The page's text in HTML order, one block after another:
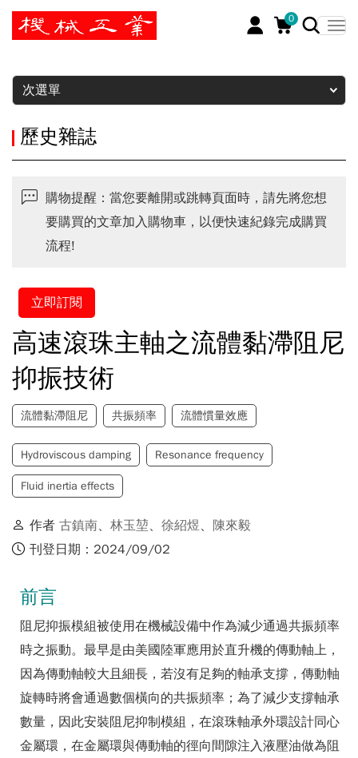
0
暫停
次選單
歷史雜誌
購物提醒：當您要離開或跳轉頁面時，請先將您想
要購買的文章加入購物車，以便快速紀錄完成購買
流程!
立即訂閱
高速滾珠主軸之流體黏滯阻尼
抑振技術
流體黏滯阻尼 共振頻率 流體慣量效應
Hydroviscous damping Resonance frequency
Fluid inertia effects
作者 古鎮南、 林玉堃、 徐紹煜、 陳來毅
刊登日期：2024/09/02
前言
阻尼抑振模組被使用在機械設備中作為減少通過共振頻率
時之振動。最早是由美國陸軍應用於直升機的傳動軸上，
因為傳動軸較大且細長，若沒有足夠的軸承支撐，傳動軸
旋轉時將會通過數個橫向的共振頻率；為了減少支撐軸承
數量，因此安裝阻尼抑制模組，在滾珠軸承外環設計同心
金屬環，在金屬環與傳動軸的徑向間隙注入液壓油做為阻